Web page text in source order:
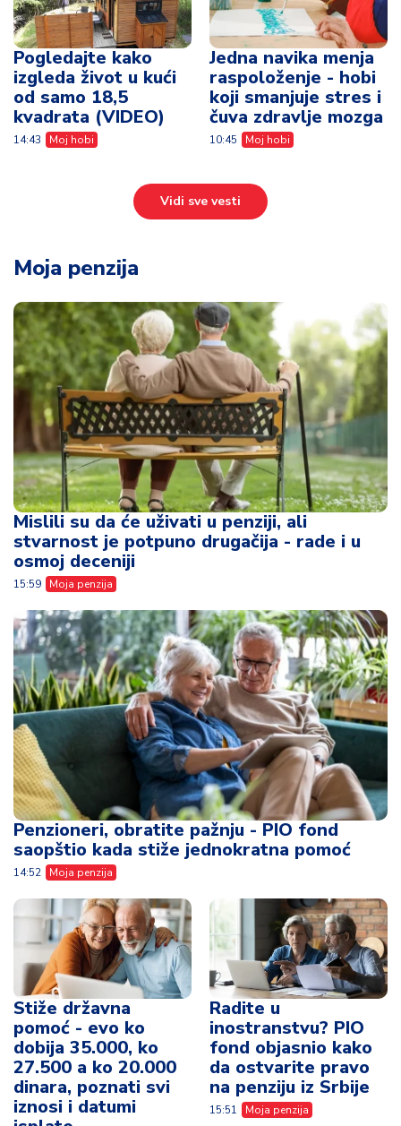
Pogledajte kako
izgleda život u kući
od samo 18,5
kvadrata (VIDEO)
14:43 Moj hobi
Jedna navika menja
raspoloženje - hobi
koji smanjuje stres i
čuva zdravlje mozga
10:45 Moj hobi
Vidi sve vesti
Moja penzija
Mislili su da će uživati u penziji, ali
stvarnost je potpuno drugačija - rade i u
osmoj deceniji
15:59 Moja penzija
Penzioneri, obratite pažnju - PIO fond
saopštio kada stiže jednokratna pomoć
14:52 Moja penzija
Stiže državna
pomoć - evo ko
dobija 35.000, ko
27.500 a ko 20.000
dinara, poznati svi
iznosi i datumi
Radite u
inostranstvu? PIO
fond objasnio kako
da ostvarite pravo
na penziju iz Srbije
15:51 Moja penzija